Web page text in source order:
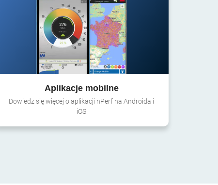
Aplikacje mobilne
Dowiedz się więcej o aplikacji nPerf na Androida i
iOS